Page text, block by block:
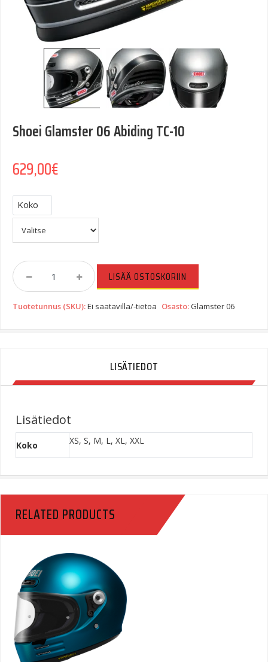
Shoei Glamster 06 Abiding TC-10
629,00€
Koko
Shoei
Glamster
Abiding
LISÄÄ OSTOSKORIIN
Tuotetunnus (SKU):Ei saatavilla/-tietoa Osasto:Glamster 06
LISÄTIEDOT
Lisätiedot
Koko XS, S, M, L, XL, XXL
RELATED PRODUCTS